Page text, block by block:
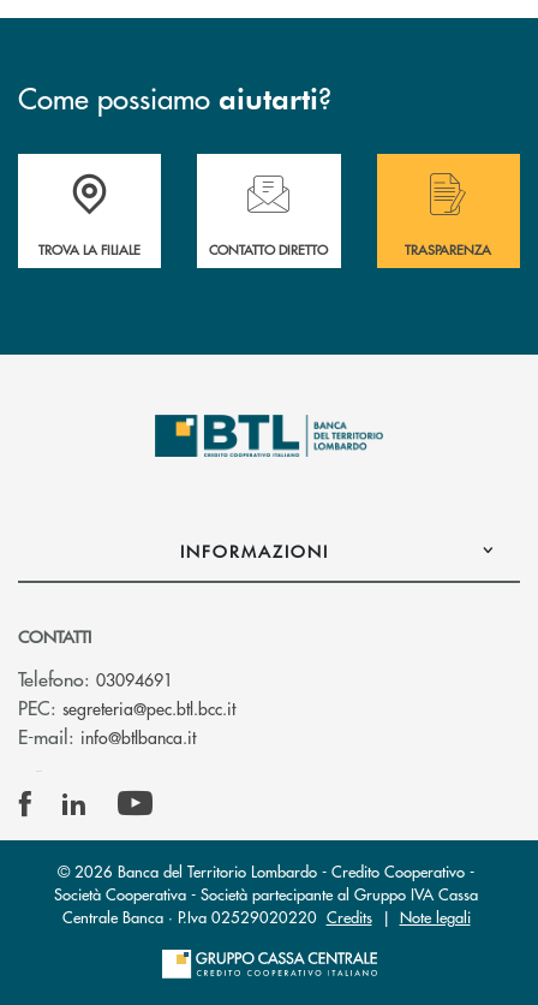
Come possiamo aiutarti?
Accedi all' elenco completo delle filiali .
TROVA LA FILIALE
Hai bisogno di assistenza immediata?
CONTATTO DIRETTO
Hai bisogno di
TRASPARENZA
INFORMAZIONI
CONTATTI
Telefono: 03094691
PEC: segreteria@pec.btl.bcc.it(si apre l’app di posta elettronica)
E-mail: info@btlbanca.it(si apre l’app di posta elettronica)
© 2026 Banca del Territorio Lombardo - Credito Cooperativo -
Società Cooperativa - Società partecipante al Gruppo IVA Cassa
Centrale Banca · P.Iva 02529020220 Credits| Note legali